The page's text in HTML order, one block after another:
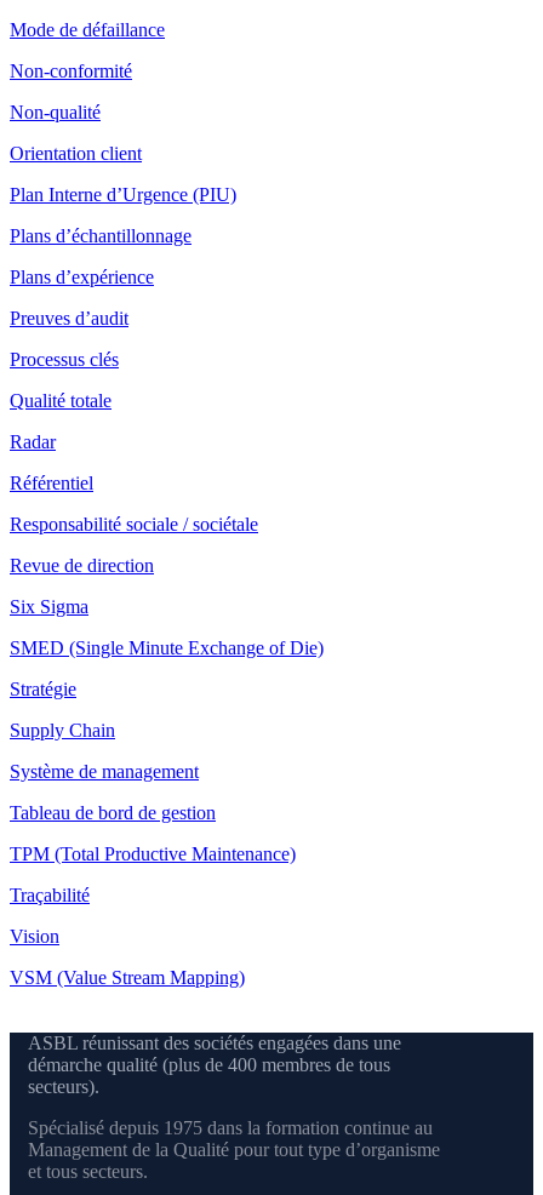
Mode de défaillance
Non-conformité
Non-qualité
Orientation client
Plan Interne d’Urgence (PIU)
Plans d’échantillonnage
Plans d’expérience
Preuves d’audit
Processus clés
Qualité totale
Radar
Référentiel
Responsabilité sociale / sociétale
Revue de direction
Six Sigma
SMED (Single Minute Exchange of Die)
Stratégie
Supply Chain
Système de management
Tableau de bord de gestion
TPM (Total Productive Maintenance)
Traçabilité
Vision
VSM (Value Stream Mapping)
ASBL réunissant des sociétés engagées dans une
démarche qualité (plus de 400 membres de tous
secteurs).
Spécialisé depuis 1975 dans la formation continue au
Management de la Qualité pour tout type d’organisme
et tous secteurs.